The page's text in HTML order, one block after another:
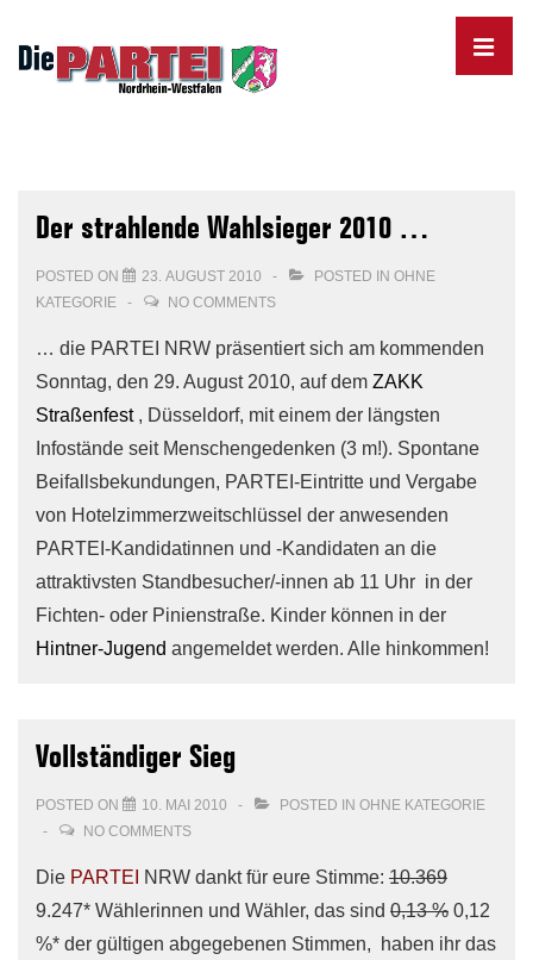
Skip
MENU
Der strahlende Wahlsieger 2010 …
POSTED ON 23. AUGUST 2010 POSTED IN OHNE
KATEGORIE
NO COMMENTS
… die PARTEI NRW präsentiert sich am kommenden
Sonntag, den 29. August 2010, auf dem ZAKK
Straßenfest, Düsseldorf, mit einem der längsten
Infostände seit Menschengedenken (3 m!). Spontane
Beifallsbekundungen, PARTEI-Eintritte und Vergabe
von Hotelzimmerzweitschlüssel der anwesenden
PARTEI-Kandidatinnen und -Kandidaten an die
attraktivsten Standbesucher/-innen ab 11 Uhr in der
Fichten- oder Pinienstraße. Kinder können in der
Hintner-Jugend angemeldet werden. Alle hinkommen!
Vollständiger Sieg
POSTED ON 10. MAI 2010 POSTED IN OHNE KATEGORIE
NO COMMENTS
Die PARTEI NRW dankt für eure Stimme: 10.369
9.247* Wählerinnen und Wähler, das sind 0,13 % 0,12
%* der gültigen abgegebenen Stimmen, haben ihr das